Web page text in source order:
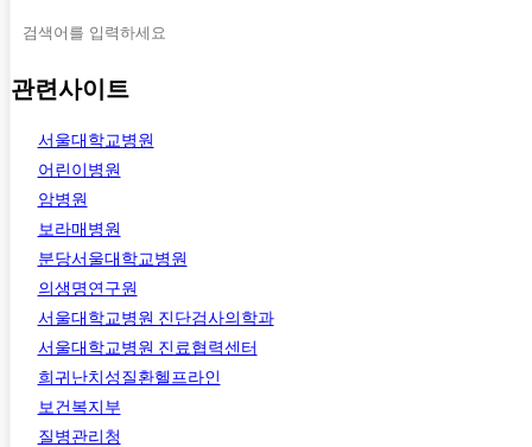
관련사이트
서울대학교병원
어린이병원
암병원
보라매병원
분당서울대학교병원
의생명연구원
서울대학교병원 진단검사의학과
서울대학교병원 진료협력센터
희귀난치성질환헬프라인
보건복지부
질병관리청